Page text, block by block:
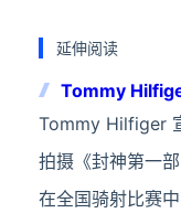
延伸阅读
Tommy
Tommy Hilfiger
拍摄《封神第一
在全国骑射比赛